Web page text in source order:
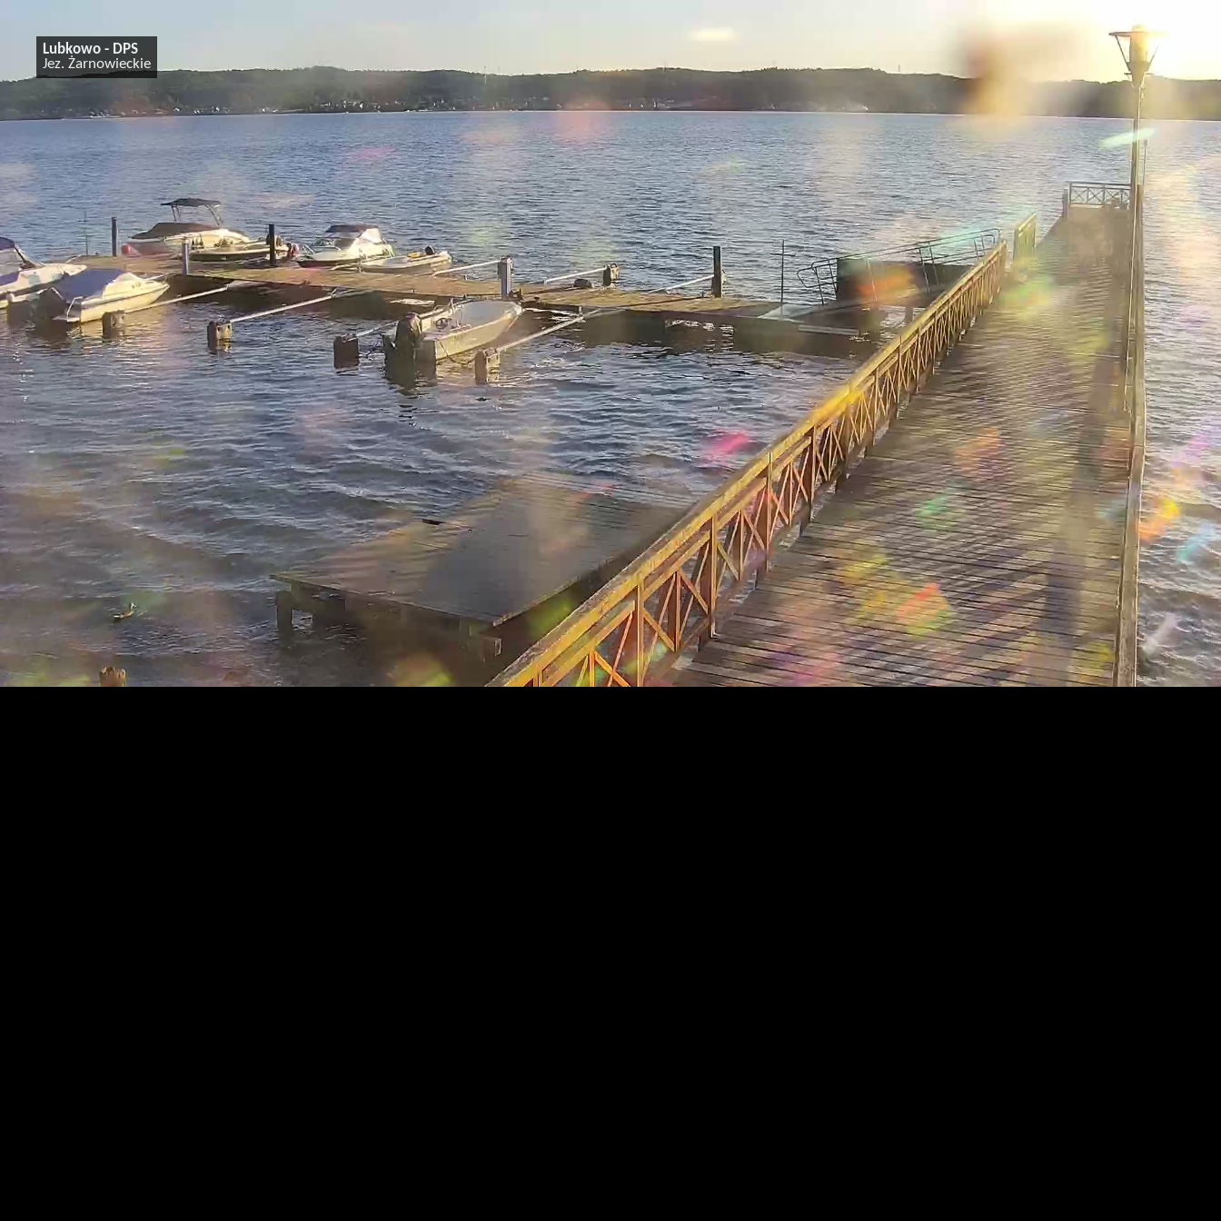
Lubkowo - DPS
Jez. Żarnowieckie
Wyłącz
wyciszenie
Typ